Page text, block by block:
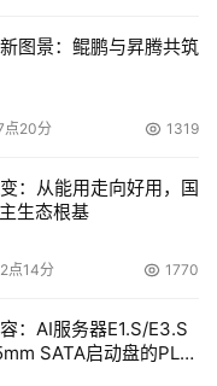
图景：鲲鹏与昇腾共筑
点20分 1319
：从能用走向好用，国
生态根基
点14分 1770
：AI服务器E1.S/E3.S
SATA启动盘的PLP